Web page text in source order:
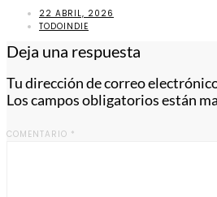
22 ABRIL, 2026
TODOINDIE
Deja una respuesta
Tu dirección de correo
Los campos obligatorios están
COMENTARIO *